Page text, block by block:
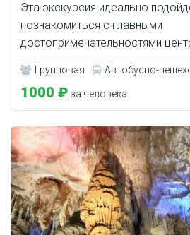
Эта экскурсия идеально
познакомиться с главными
достопримечательностями
Групповая Автобусно-
1000 ₽ за человека